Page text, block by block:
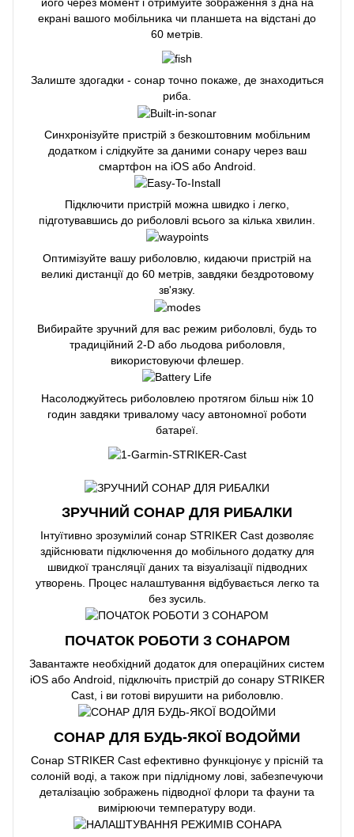
екрані вашого мобільника чи планшета на відстані до
60 метрів.
Залиште здогадки - сонар точно покаже, де знаходиться
риба.
Синхронізуйте пристрій з безкоштовним мобільним
додатком і слідкуйте за даними сонару через ваш
смартфон на iOS або Android.
Підключити пристрій можна швидко і легко,
підготувавшись до риболовлі всього за кілька хвилин.
Оптимізуйте вашу риболовлю, кидаючи пристрій на
великі дистанції до 60 метрів, завдяки бездротовому
зв'язку.
Вибирайте зручний для вас режим риболовлі, будь то
традиційний 2-D або льодова риболовля,
використовуючи флешер.
Насолоджуйтесь риболовлею протягом більш ніж 10
годин завдяки тривалому часу автономної роботи
батареї.
ЗРУЧНИЙ СОНАР ДЛЯ РИБАЛКИ
Інтуїтивно зрозумілий сонар STRIKER Cast дозволяє
здійснювати підключення до мобільного додатку для
швидкої трансляції даних та візуалізації підводних
утворень. Процес налаштування відбувається легко та
без зусиль.
ПОЧАТОК РОБОТИ З СОНАРОМ
Завантажте необхідний додаток для операційних систем
iOS або Android, підключіть пристрій до сонару STRIKER
Cast, і ви готові вирушити на риболовлю.
СОНАР ДЛЯ БУДЬ-ЯКОЇ ВОДОЙМИ
Сонар STRIKER Cast ефективно функціонує у прісній та
солоній воді, а також при підлідному лові, забезпечуючи
деталізацію зображень підводної флори та фауни та
вимірюючи температуру води.